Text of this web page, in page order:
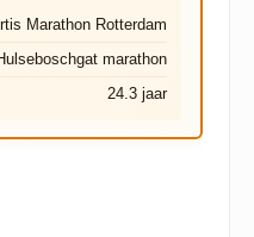
Marathon Rotterdam
marathon
24.3 jaar